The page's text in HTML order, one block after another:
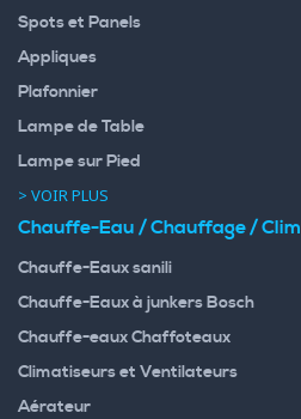
Spots et Panels
Appliques
Plafonnier
Lampe de Table
Lampe sur Pied
> VOIR PLUS
Chauffe-Eau / Chauffage / Clim
Chauffe-Eaux sanili
Chauffe-Eaux à junkers Bosch
Chauffe-eaux Chaffoteaux
Climatiseurs et Ventilateurs
Aérateur